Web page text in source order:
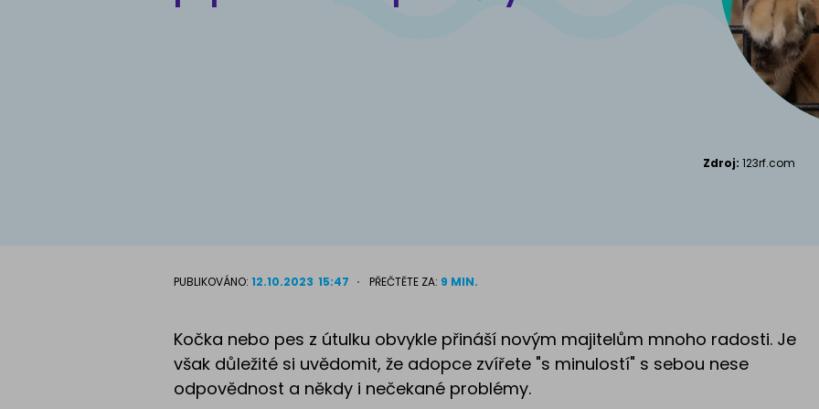
Kanadský
Zdroj: 123rf.com
PUBLIKOVÁNO: 12.10.2023 15:47 PŘEČTĚTE ZA: 9 MIN.
Kočka nebo pes z útulku obvykle přináší novým majitelům mnoho radosti. Je
však důležité si uvědomit, že adopce zvířete "s minulostí" s sebou nese
odpovědnost a někdy i nečekané problémy.